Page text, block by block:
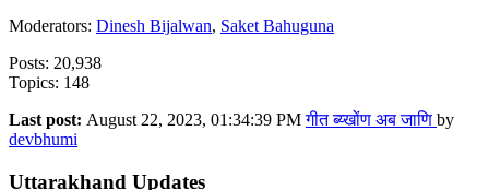
Moderators: Dinesh Bijalwan, Saket Bahuguna
Posts: 20,938
Topics: 148
Last post: August 22, 2023, 01:34:39 PMगीत ब्य्खोंण अब जाणि by
devbhumi
Uttarakhand Updates